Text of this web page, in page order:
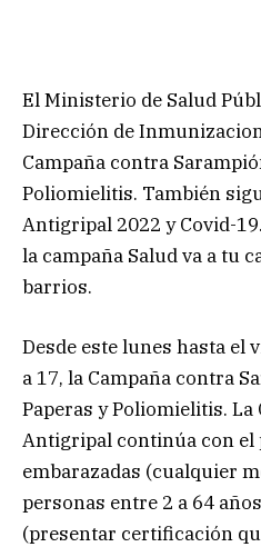
El Ministerio de Salud
Dirección de
Campaña contra
Poliomielitis. También
Antigripal 2022 y Covid-
la campaña Salud va a tu
barrios.
Desde este lunes hasta el
a 17, la Campaña contra
Paperas y Poliomielitis. La
Antigripal continúa con el
embarazadas (cualquier
personas entre 2 a 64
(presentar certificación